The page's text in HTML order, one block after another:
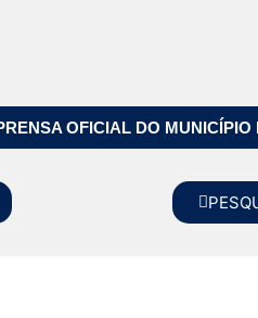
OFICIAL DO MUNICÍPIO